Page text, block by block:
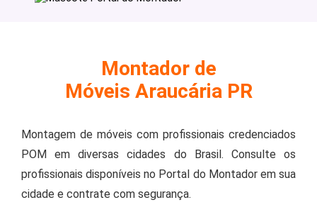
Montador de
Móveis Araucária PR
Montagem de móveis com profissionais credenciados
POM em diversas cidades do Brasil. Consulte os
profissionais disponíveis no Portal do Montador em sua
cidade e contrate com segurança.